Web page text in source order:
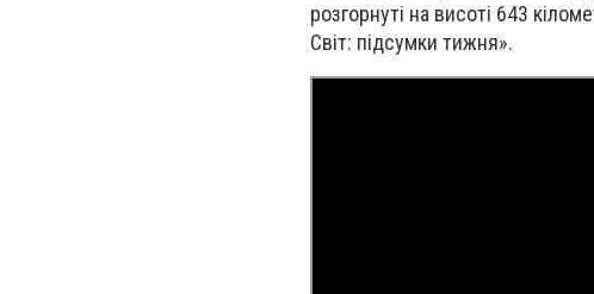
розгорнуті на висоті 643
Світ: підсумки тижня».